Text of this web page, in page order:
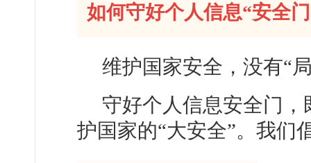
如何守好个人信息“安全
维护国家安全，没有“
守好个人信息安全门，
护国家的“大安全”。我们